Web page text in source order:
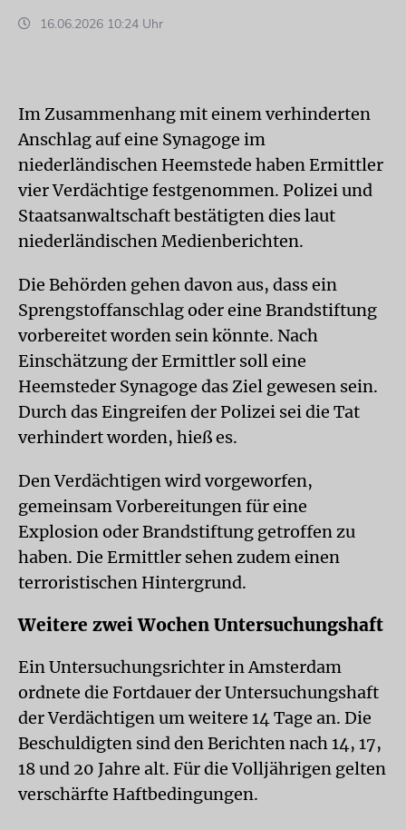
16.06.2026 10:24 Uhr
Im Zusammenhang mit einem verhinderten
Anschlag auf eine Synagoge im
niederländischen Heemstede haben Ermittler
vier Verdächtige festgenommen. Polizei und
Staatsanwaltschaft bestätigten dies laut
niederländischen Medienberichten.
Die Behörden gehen davon aus, dass ein
Sprengstoffanschlag oder eine Brandstiftung
vorbereitet worden sein könnte. Nach
Einschätzung der Ermittler soll eine
Heemsteder Synagoge das Ziel gewesen sein.
Durch das Eingreifen der Polizei sei die Tat
verhindert worden, hieß es.
Den Verdächtigen wird vorgeworfen,
gemeinsam Vorbereitungen für eine
Explosion oder Brandstiftung getroffen zu
haben. Die Ermittler sehen zudem einen
terroristischen Hintergrund.
Weitere zwei Wochen Untersuchungshaft
Ein Untersuchungsrichter in Amsterdam
ordnete die Fortdauer der Untersuchungshaft
der Verdächtigen um weitere 14 Tage an. Die
Beschuldigten sind den Berichten nach 14, 17,
18 und 20 Jahre alt. Für die Volljährigen gelten
verschärfte Haftbedingungen.